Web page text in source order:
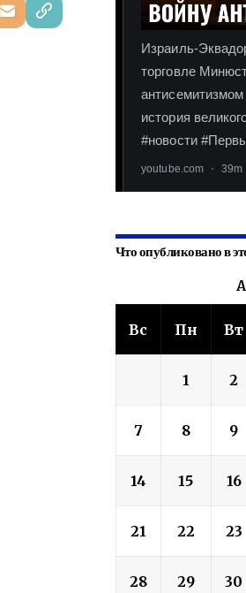
Что опубликовано в
Вс Пн Вт
1 2
7 8 9
14 15 16
21 22 23
28 29 30